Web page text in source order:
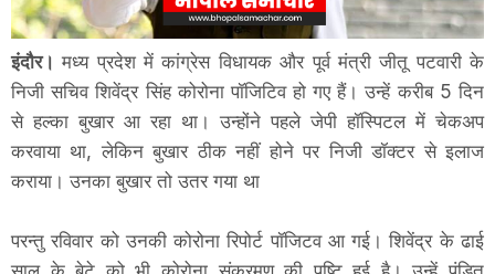
इंदौर। मध्य प्रदेश में कांग्रेस विधायक और पूर्व मंत्री जीतू पटवारी के
निजी सचिव शिवेंद्र सिंह कोरोना पॉजिटिव हो गए हैं। उन्हें करीब 5 दिन
से हल्का बुखार आ रहा था। उन्होंने पहले जेपी हॉस्पिटल में चेकअप
करवाया था, लेकिन बुखार ठीक नहीं होने पर निजी डॉक्टर से इलाज
कराया। उनका बुखार तो उतर गया था
परन्तु रविवार को उनकी कोरोना रिपोर्ट पॉजिटव आ गई। शिवेंद्र के ढाई